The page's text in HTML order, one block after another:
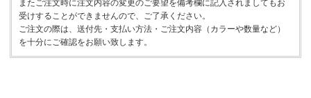
またご注文時に注文内容の変更のご要望を備考欄に記入されましてもお
受けすることができませんので、ご了承ください。
ご注文の際は、送付先・支払い方法・ご注文内容（カラーや数量など）
を十分にご確認をお願い致します。